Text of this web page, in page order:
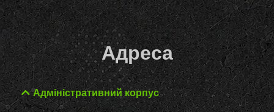
Адреса
Адміністративний корпус